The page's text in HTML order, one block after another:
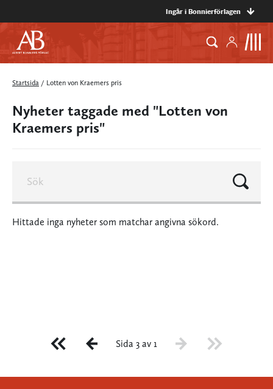
Ingår i Bonnierförlagen
Startsida / Lotten von Kraemers pris
Nyheter taggade med "Lotten von
Kraemers pris"
Hittade inga nyheter som matchar angivna sökord.
Sida 3 av 1